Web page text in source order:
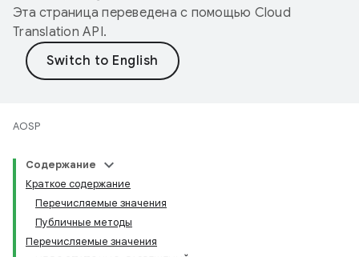
Эта страница переведена с помощью Cloud
Translation API.
AOSP
Содержание
Краткое содержание
Перечисляемые значения
Публичные методы
Перечисляемые значения